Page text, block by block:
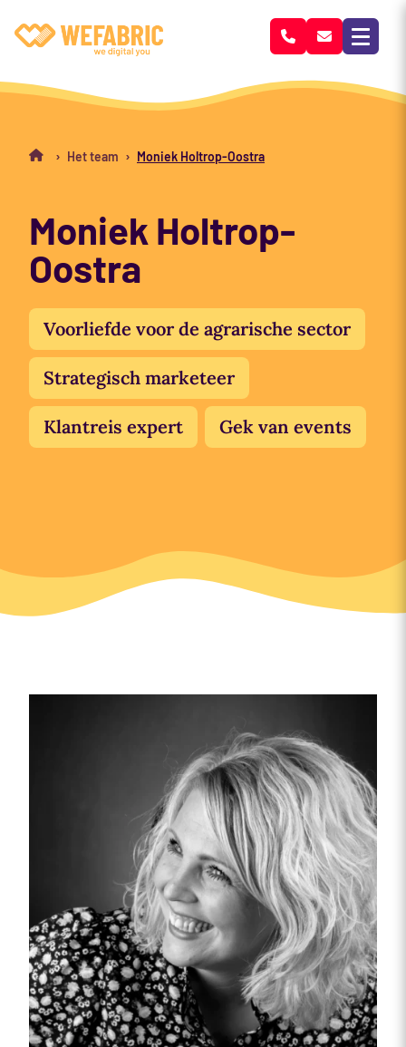
Moniek Holtrop-
Oostra
Voorliefde voor de agrarische sector
Strategisch marketeer
Klantreis expert Gek van events
› Het team › Moniek Holtrop-Oostra